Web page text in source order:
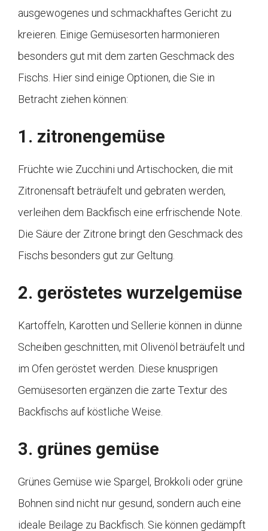
ausgewogenes und schmackhaftes Gericht zu
kreieren. Einige Gemüsesorten harmonieren
besonders gut mit dem zarten Geschmack des
Fischs. Hier sind einige Optionen, die Sie in
Betracht ziehen können:
1. zitronengemüse
Früchte wie Zucchini und Artischocken, die mit
Zitronensaft beträufelt und gebraten werden,
verleihen dem Backfisch eine erfrischende Note.
Die Säure der Zitrone bringt den Geschmack des
Fischs besonders gut zur Geltung.
2. geröstetes wurzelgemüse
Kartoffeln, Karotten und Sellerie können in dünne
Scheiben geschnitten, mit Olivenöl beträufelt und
im Ofen geröstet werden. Diese knusprigen
Gemüsesorten ergänzen die zarte Textur des
Backfischs auf köstliche Weise.
3. grünes gemüse
Grünes Gemüse wie Spargel, Brokkoli oder grüne
Bohnen sind nicht nur gesund, sondern auch eine
ideale Beilage zu Backfisch. Sie können gedämpft